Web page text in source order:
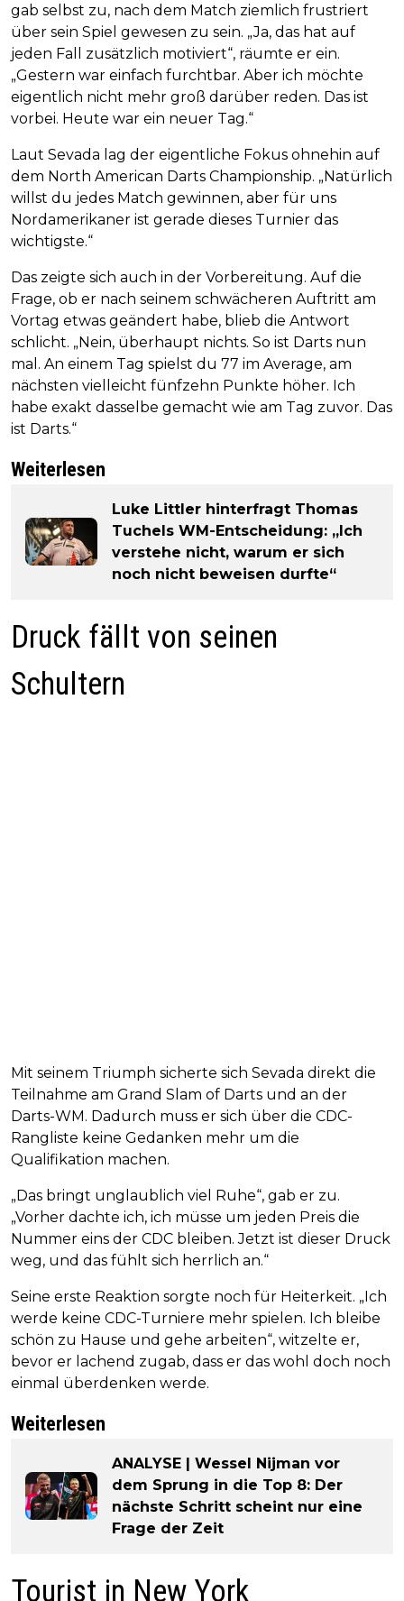
gab selbst zu, nach dem Match ziemlich frustriert
über sein Spiel gewesen zu sein. „Ja, das hat auf
jeden Fall zusätzlich motiviert“, räumte er ein.
„Gestern war einfach furchtbar. Aber ich möchte
eigentlich nicht mehr groß darüber reden. Das ist
vorbei. Heute war ein neuer Tag.“
Laut Sevada lag der eigentliche Fokus ohnehin auf
dem North American Darts Championship. „Natürlich
willst du jedes Match gewinnen, aber für uns
Nordamerikaner ist gerade dieses Turnier das
wichtigste.“
Das zeigte sich auch in der Vorbereitung. Auf die
Frage, ob er nach seinem schwächeren Auftritt am
Vortag etwas geändert habe, blieb die Antwort
schlicht. „Nein, überhaupt nichts. So ist Darts nun
mal. An einem Tag spielst du 77 im Average, am
nächsten vielleicht fünfzehn Punkte höher. Ich
habe exakt dasselbe gemacht wie am Tag zuvor. Das
ist Darts.“
Weiterlesen
Luke Littler hinterfragt Thomas
Tuchels WM-Entscheidung: „Ich
verstehe nicht, warum er sich
noch nicht beweisen durfte“
Druck fällt von seinen
Schultern
Mit seinem Triumph sicherte sich Sevada direkt die
Teilnahme am Grand Slam of Darts und an der
Darts-WM. Dadurch muss er sich über die CDC-
Rangliste keine Gedanken mehr um die
Qualifikation machen.
„Das bringt unglaublich viel Ruhe“, gab er zu.
„Vorher dachte ich, ich müsse um jeden Preis die
Nummer eins der CDC bleiben. Jetzt ist dieser Druck
weg, und das fühlt sich herrlich an.“
Seine erste Reaktion sorgte noch für Heiterkeit. „Ich
werde keine CDC-Turniere mehr spielen. Ich bleibe
schön zu Hause und gehe arbeiten“, witzelte er,
bevor er lachend zugab, dass er das wohl doch noch
einmal überdenken werde.
Weiterlesen
ANALYSE | Wessel Nijman vor
dem Sprung in die Top 8: Der
nächste Schritt scheint nur eine
Frage der Zeit
Tourist in New York